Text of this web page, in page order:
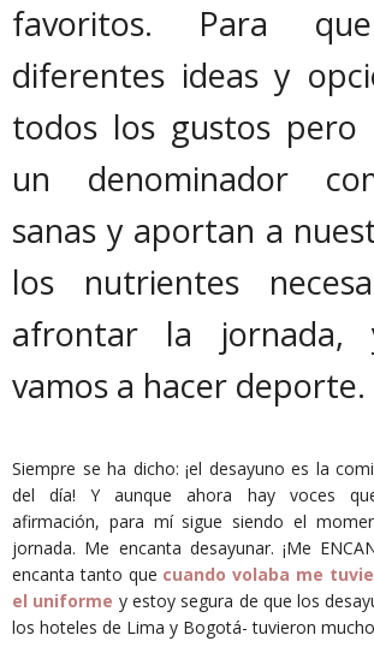
favoritos. Para
diferentes ideas y
todos los gustos pero
un denominador
sanas y aportan a
los nutrientes
afrontar la jornada,
vamos a hacer deporte.
Siempre se ha dicho: ¡el desayuno es la
del día! Y aunque ahora hay voces
afirmación, para mí sigue siendo el
jornada. Me encanta desayunar. ¡Me
encanta tanto que cuando volaba me
el uniforme y estoy segura de que los
los hoteles de Lima y Bogotá- tuvieron